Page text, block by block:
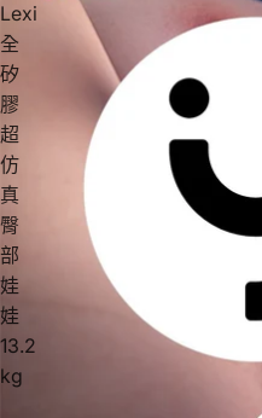
Lexi
全
矽
膠
超
仿
真
臀
部
娃
娃
13.2
kg